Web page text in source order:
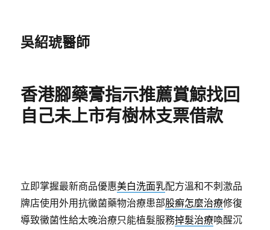
吳紹琥醫師
香港腳藥膏指示推薦賞鯨找回
自己未上市有樹林支票借款
立即掌握最新商品優惠美白洗面乳配方溫和不刺激品
牌店使用外用抗黴菌藥物治療患部股癬怎麼治療修復
導致黴菌性給太晚治療只能植髮服務掉髮治療喚醒沉